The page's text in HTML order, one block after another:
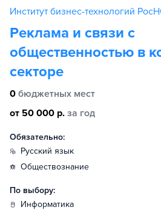
Институт бизнес-технологий
Реклама и связи с
общественностью в
секторе
0 бюджетных мест
от 50 000 р. за год
Обязательно:
русский язык
обществознание
По выбору:
информатика